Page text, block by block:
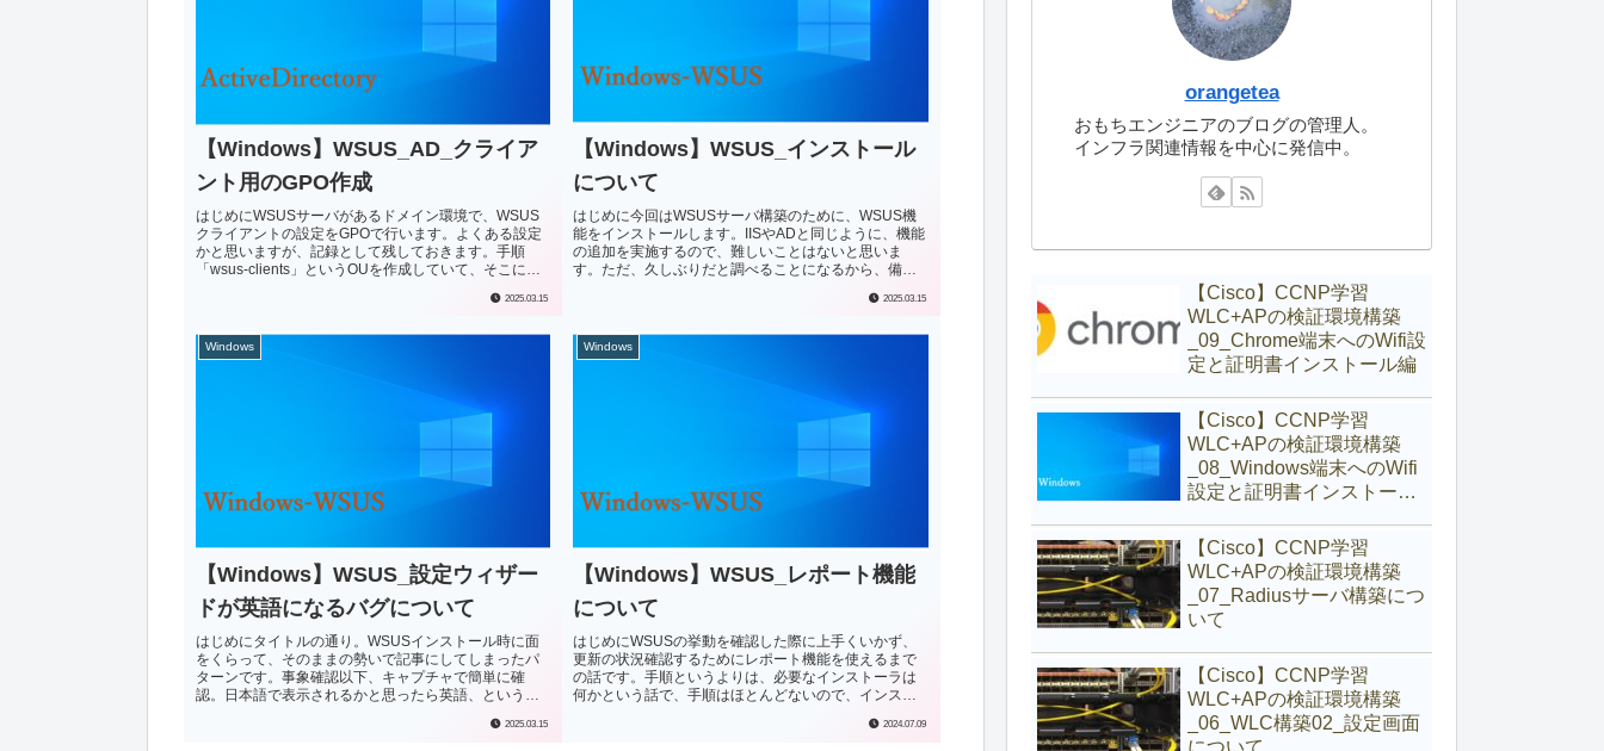
【Windows】WSUS_AD_クライア
ント用のGPO作成
はじめにWSUSサーバがあるドメイン環境で、WSUS
クライアントの設定をGPOで行います。よくある設定
かと思いますが、記録として残しておきます。手順
「wsus-clients」というOUを作成していて、そこに対
2025.03.15
【Windows】WSUS_インストール
について
はじめに今回はWSUSサーバ構築のために、WSUS機
能をインストールします。IISやADと同じように、機能
の追加を実施するので、難しいことはないと思いま
す。ただ、久しぶりだと調べることになるから、備忘
2025.03.15
Windows
【Windows】WSUS_設定ウィザー
ドが英語になるバグについて
はじめにタイトルの通り。WSUSインストール時に面
をくらって、そのままの勢いで記事にしてしまったパ
ターンです。事象確認以下、キャプチャで簡単に確
認。日本語で表示されるかと思ったら英語、という事
2025.03.15
Windows
【Windows】WSUS_レポート機能
について
はじめにWSUSの挙動を確認した際に上手くいかず、
更新の状況確認するためにレポート機能を使えるまで
の話です。手順というよりは、必要なインストーラは
何かという話で、手順はほとんどないので、インスト
2024.07.09
orangetea
おもちエンジニアのブログの管理人。
インフラ関連情報を中心に発信中。
【Cisco】CCNP学習
WLC+APの検証環境構築
_09_Chrome端末へのWifi設
定と証明書インストール編
【Cisco】CCNP学習
WLC+APの検証環境構築
_08_Windows端末へのWifi
設定と証明書インストール
【Cisco】CCNP学習
WLC+APの検証環境構築
_07_Radiusサーバ構築につ
いて
【Cisco】CCNP学習
WLC+APの検証環境構築
_06_WLC構築02_設定画面